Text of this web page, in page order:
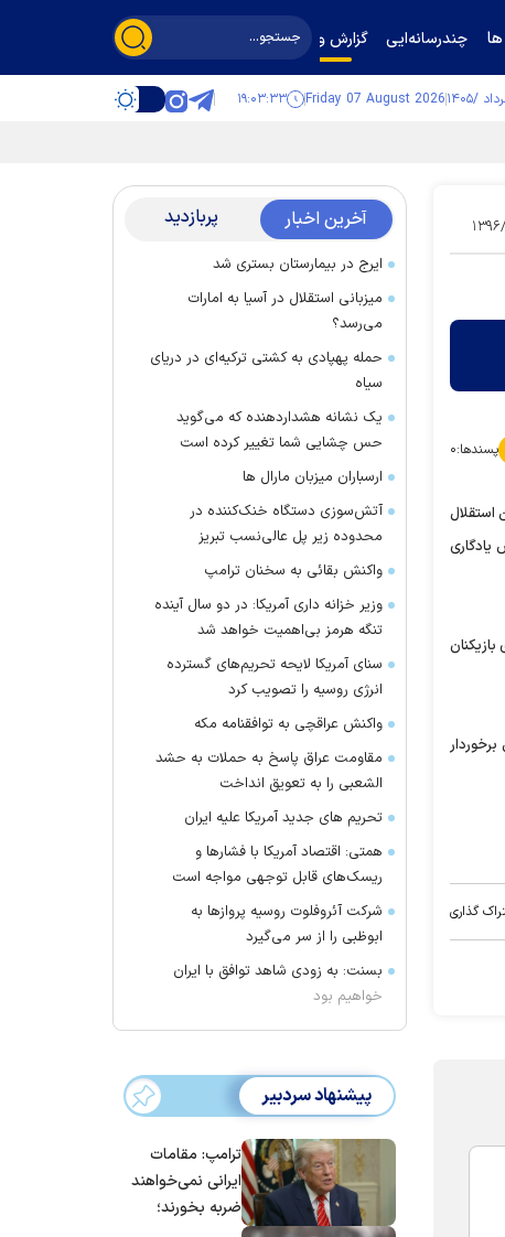
چندرسانه‌ایی گزارش و گفت‌وگو
Friday 07 August 2026 ۱۹:۰۳:۳۴
۰۱
پسندها:۰
استقلال
یادگاری
گذاری
آخرین اخبار پربازدید
ایرج در بیمارستان بستری شد
میزبانی استقلال در آسیا به امارات
می‌رسد؟
حمله پهپادی به کشتی ترکیه‌ای در دریای
سیاه
یک نشانه هشداردهنده که می‌گوید
حس چشایی شما تغییر کرده است
ارسباران میزبان مارال ها
آتش‌سوزی دستگاه خنک‌کننده در
محدوده زیر پل عالی‌نسب تبریز
واکنش بقائی به سخنان ترامپ
وزیر خزانه داری آمریکا: در دو سال آینده
تنگه هرمز بی‌اهمیت خواهد شد
سنای آمریکا لایحه تحریم‌های گسترده
انرژی روسیه را تصویب کرد
واکنش عراقچی به توافقنامه مکه
مقاومت عراق پاسخ به حملات به حشد
الشعبی را به تعویق انداخت
تحریم های جدید آمریکا علیه ایران
همتی: اقتصاد آمریکا با فشارها و
ریسک‌های قابل توجهی مواجه است
شرکت آئروفلوت روسیه پرواز‌ها به
ابوظبی را از سر می‌گیرد
بسنت: به زودی شاهد توافق با ایران
خواهیم بود
پیشنهاد سردبیر
ترامپ: مقامات
ایرانی نمی‌خواهند
ضربه بخورند؛